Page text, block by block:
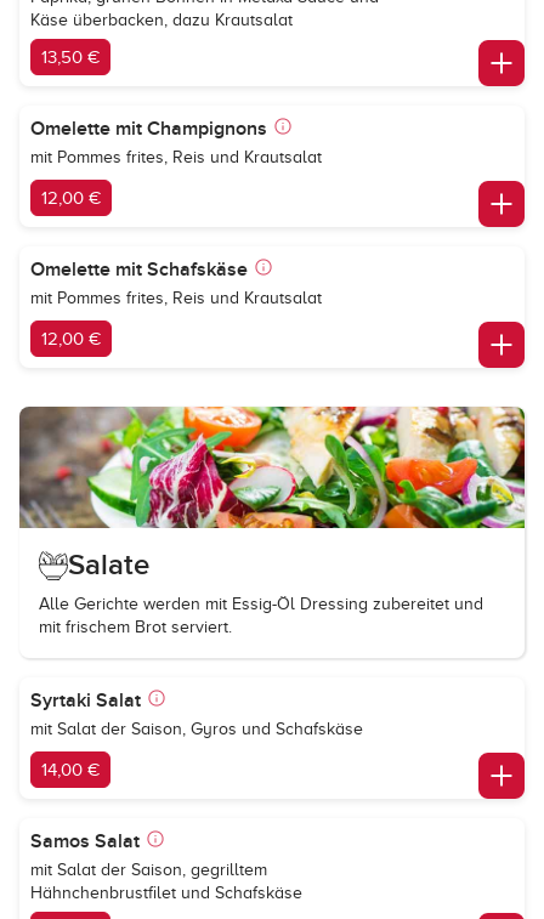
Käse überbacken, dazu Krautsalat
13,50 €
Omelette mit Champignons
mit Pommes frites, Reis und Krautsalat
12,00 €
Omelette mit Schafskäse
mit Pommes frites, Reis und Krautsalat
12,00 €
Salate
Alle Gerichte werden mit Essig-Öl Dressing zubereitet und
mit frischem Brot serviert.
Syrtaki Salat
mit Salat der Saison, Gyros und Schafskäse
14,00 €
Samos Salat
mit Salat der Saison, gegrilltem
Hähnchenbrustfilet und Schafskäse